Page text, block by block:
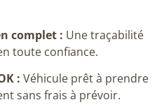
complet : Une traçabilité
toute confiance.
: Véhicule prêt à prendre
sans frais à prévoir.